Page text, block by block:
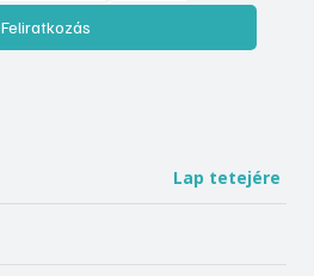
Feliratkozás
Lap tetejére